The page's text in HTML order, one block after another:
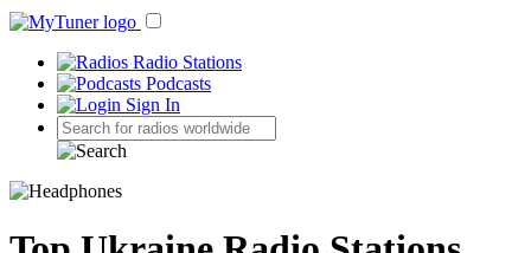
Radio Stations
Podcasts
Sign In